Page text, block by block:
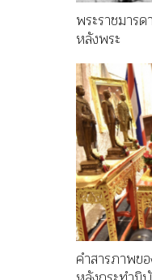
พระราชมาร
หลังพระ
คำสารภาพข